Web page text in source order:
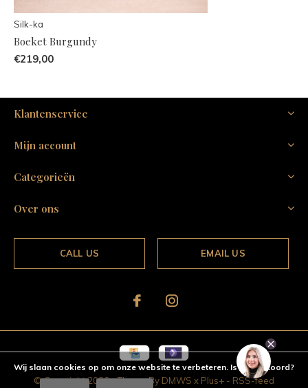
Silk-ka
Boeket Burgundy
€219,00
Klantenservice
Mijn account
Categorieën
Over ons
CALL US EMAIL US
© Copyright2026- Theme By DMWS x Plus+ - RSS-feed
Wij slaan cookies op om onze website te verbeteren. Is dat akkoord?